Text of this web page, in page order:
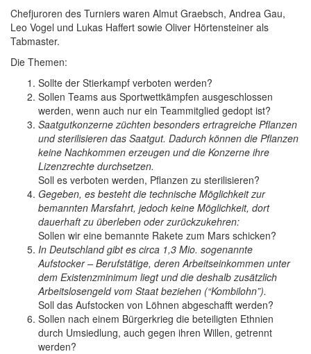
Chefjuroren des Turniers waren Almut Graebsch, Andrea Gau,
Leo Vogel und Lukas Haffert sowie Oliver Hörtensteiner als
Tabmaster.
Die Themen:
Sollte der Stierkampf verboten werden?
Sollen Teams aus Sportwettkämpfen ausgeschlossen
werden, wenn auch nur ein Teammitglied gedopt ist?
Saatgutkonzerne züchten besonders ertragreiche Pflanzen
und sterilisieren das Saatgut. Dadurch können die Pflanzen
keine Nachkommen erzeugen und die Konzerne ihre
Lizenzrechte durchsetzen.
Soll es verboten werden, Pflanzen zu sterilisieren?
Gegeben, es besteht die technische Möglichkeit zur
bemannten Marsfahrt, jedoch keine Möglichkeit, dort
dauerhaft zu überleben oder zurückzukehren:
Sollen wir eine bemannte Rakete zum Mars schicken?
In Deutschland gibt es circa 1,3 Mio. sogenannte
Aufstocker – Berufstätige, deren Arbeitseinkommen unter
dem Existenzminimum liegt und die deshalb zusätzlich
Arbeitslosengeld vom Staat beziehen (“Kombilohn”).
Soll das Aufstocken von Löhnen abgeschafft werden?
Sollen nach einem Bürgerkrieg die beteiligten Ethnien
durch Umsiedlung, auch gegen ihren Willen, getrennt
werden?